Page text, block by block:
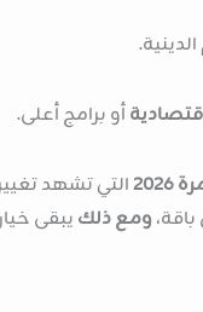
أو برامج أعلى.
التي تشهد
ومع ذلكيبقى